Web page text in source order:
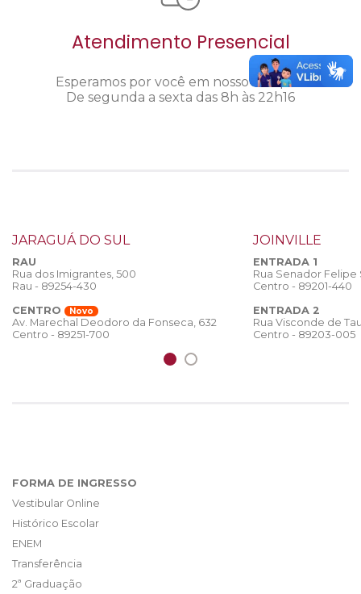
Atendimento Presencial
Esperamos por você em nosso câmpus.
De segunda a sexta das 8h às 22h16
JARAGUÁ DO SUL
RAU
Rua dos Imigrantes, 500
Rau - 89254-430
CENTRO
Novo
Av. Marechal Deodoro da Fonseca, 632
Centro - 89251-700
JOINVILLE
ENTRADA 1
Rua Senador
Centro - 89201-440
ENTRADA 2
Rua Visconde de
Centro - 89203-005
FORMA DE INGRESSO
Vestibular Online
Histórico Escolar
ENEM
Transferência
2ª Graduação